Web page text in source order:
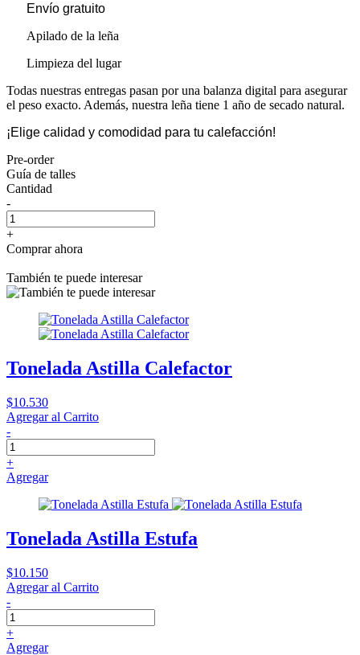
Envío gratuito
Apilado de la leña
Limpieza del lugar
Todas nuestras entregas pasan por una balanza digital para asegurar
el peso exacto. Además, nuestra leña tiene 1 año de secado natural.
¡Elige calidad y comodidad para tu calefacción!
Pre-order
Guía de talles
Cantidad
-
+
Comprar ahora
También te puede interesar
Tonelada Astilla Calefactor
$10.530
Agregar al Carrito
-
+
Agregar
Tonelada Astilla Estufa
$10.150
Agregar al Carrito
-
+
Agregar